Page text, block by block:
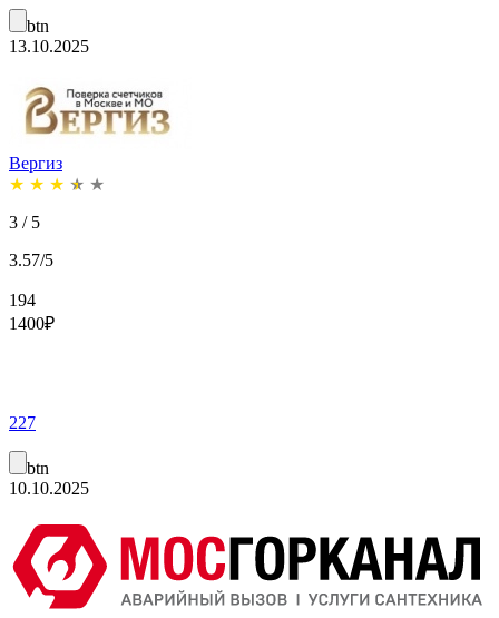
btn
13.10.2025
Вергиз
★ ★ ★ ★ ★
3 / 5
3.57/5
194
1400₽
227
btn
10.10.2025